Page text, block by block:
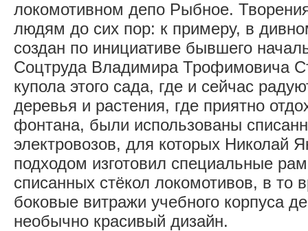
локомотивном депо Рыбное.
людям до сих пор: к примеру, в
создан по инициативе бывшего
Соцтруда Владимира Трофимовича
купола этого сада, где и сейчас
деревья и растения, где приятно
фонтана, были использованы
электровозов, для которых Николай
подходом изготовил специальные
списанных стёкол локомотивов, в то
боковые витражи учебного корпуса
необычно красивый дизайн.